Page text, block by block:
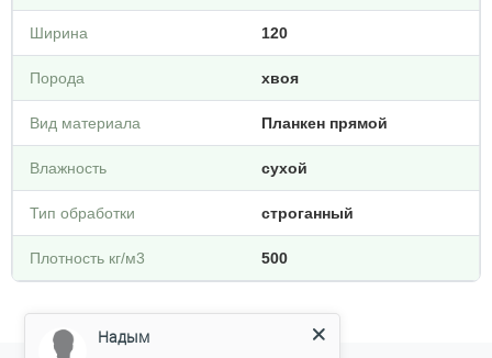
Ширина 120
Порода хвоя
Вид материала Планкен прямой
Влажность сухой
Тип обработки строганный
Плотность кг/м3 500
Надым